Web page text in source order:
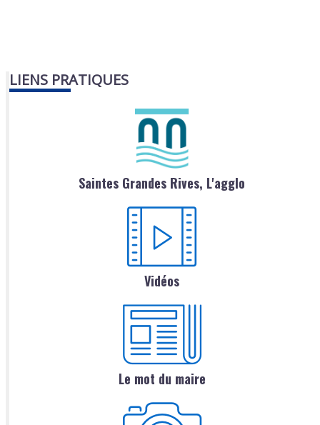
LIENS PRATIQUES
Saintes Grandes Rives, L'agglo
Vidéos
Le mot du maire